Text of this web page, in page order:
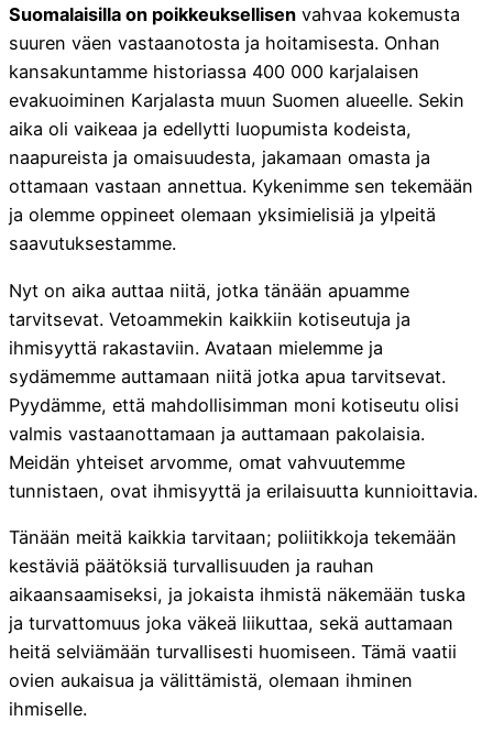
Suomalaisilla on poikkeuksellisen vahvaa kokemusta
suuren väen vastaanotosta ja hoitamisesta. Onhan
kansakuntamme historiassa 400 000 karjalaisen
evakuoiminen Karjalasta muun Suomen alueelle. Sekin
aika oli vaikeaa ja edellytti luopumista kodeista,
naapureista ja omaisuudesta, jakamaan omasta ja
ottamaan vastaan annettua. Kykenimme sen tekemään
ja olemme oppineet olemaan yksimielisiä ja ylpeitä
saavutuksestamme.
Nyt on aika auttaa niitä, jotka tänään apuamme
tarvitsevat. Vetoammekin kaikkiin kotiseutuja ja
ihmisyyttä rakastaviin. Avataan mielemme ja
sydämemme auttamaan niitä jotka apua tarvitsevat.
Pyydämme, että mahdollisimman moni kotiseutu olisi
valmis vastaanottamaan ja auttamaan pakolaisia.
Meidän yhteiset arvomme, omat vahvuutemme
tunnistaen, ovat ihmisyyttä ja erilaisuutta kunnioittavia.
Tänään meitä kaikkia tarvitaan; poliitikkoja tekemään
kestäviä päätöksiä turvallisuuden ja rauhan
aikaansaamiseksi, ja jokaista ihmistä näkemään tuska
ja turvattomuus joka väkeä liikuttaa, sekä auttamaan
heitä selviämään turvallisesti huomiseen. Tämä vaatii
ovien aukaisua ja välittämistä, olemaan ihminen
ihmiselle.